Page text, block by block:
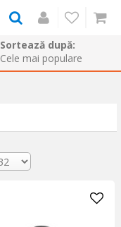
Sortează după: